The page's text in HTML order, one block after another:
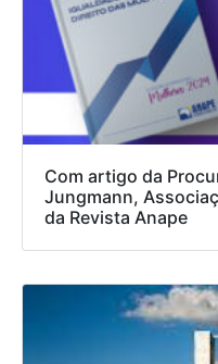
Com artigo da
Jungmann,
da Revista Anape